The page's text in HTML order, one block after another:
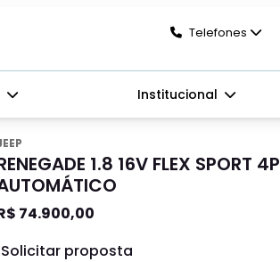
Telefones
Institucional
1.8 16V FLEX SPORT 4P
74.900,00
Solicitar proposta